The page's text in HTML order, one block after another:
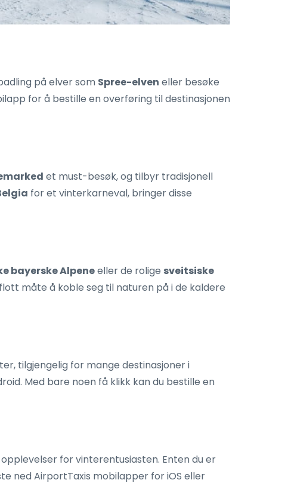
på elver som Spree-elven eller besøke
for å bestille en overføring til destinasjonen
et must-besøk, og tilbyr tradisjonell
for et vinterkarneval, bringer disse
bayerske Alpeneeller de rolige sveitsiske
måte å koble seg til naturen på i de kaldere
tilgjengelig for mange destinasjoner i
Med bare noen få klikk kan du bestille en
for vinterentusiasten. Enten du er
ned AirportTaxis mobilapper for iOS eller